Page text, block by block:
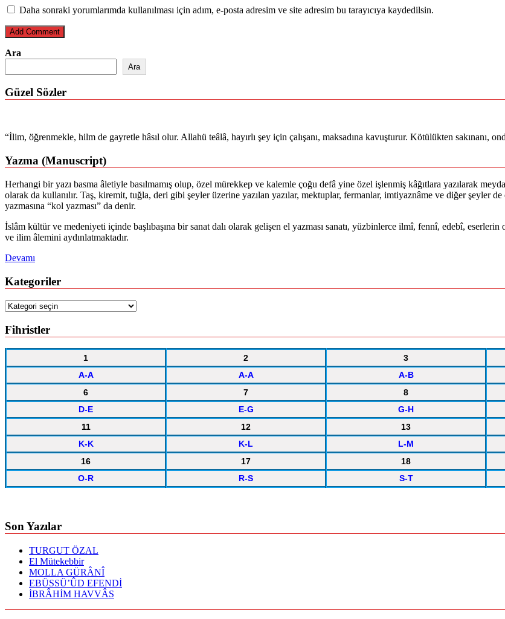
Daha sonraki yorumlarımda kullanılması için adım, e-posta adresim ve site adresim bu tarayıcıya kaydedilsin.
Ara
Ara
Güzel Sözler
“İlim, öğrenmekle, hilm de gayretle hâsıl olur. Allahü teâlâ, hayırlı şey için çalışanı, maksadına kavuşturur. Kötülükten sakınanı,
Yazma (Manuscript)
Herhangi bir yazı basma âletiyle basılmamış olup, özel mürekkep ve kalemle çoğu defâ yine özel işlenmiş kâğıtlara yazılarak
olarak da kullanılır. Taş, kiremit, tuğla, deri gibi şeyler üzerine yazılan yazılar, mektuplar, fermanlar, imtiyaznâme ve diğer şeyler
yazmasına “kol yazması” da denir.
İslâm kültür ve medeniyeti içinde başlıbaşına bir sanat dalı olarak gelişen el yazması sanatı, yüzbinlerce ilmî, fennî, edebî,
ve ilim âlemini aydınlatmaktadır.
Devamı
Kategoriler
Kategoriler
Fihristler
1 2 3
A-A
A-A A-B
6
7 8
D-E
E-G G-H
11
12 13
K-K
K-L L-M
16
17 18
O-R
R-S S-T
Son Yazılar
TURGUT ÖZAL
El Mütekebbir
MOLLA GÜRÂNÎ
EBÜSSÜ’ÛD EFENDİ
İBRÂHİM HAVVÂS